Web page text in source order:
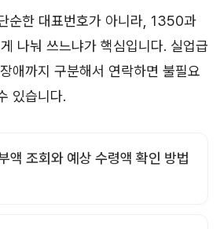
순한 대표번호가 아니라, 1350과
나눠 쓰느냐가 핵심입니다. 실업급
애까지 구분해서 연락하면 불필요
있습니다.
액 조회와 예상 수령액 확인 방법